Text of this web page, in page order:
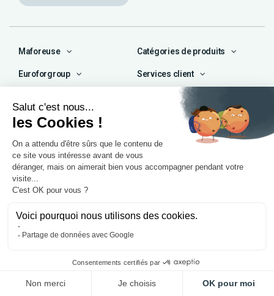
Maforeuse Catégories de produits
Euroforgroup Services client
contact@maforeuse.com
Siège social et atelier
Chassieu (69)
55 rue Ampère
91250 Tigery